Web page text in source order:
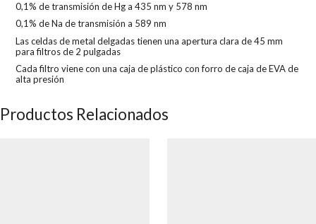
0,1% de transmisión de Hg a 435 nm y 578 nm
0,1% de Na de transmisión a 589 nm
Las celdas de metal delgadas tienen una apertura clara de 45 mm
para filtros de 2 pulgadas
Cada filtro viene con una caja de plástico con forro de caja de EVA de
alta presión
Productos Relacionados